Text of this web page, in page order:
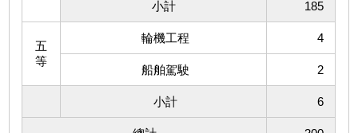
小計 185
五
等
輪機工程 4
船舶駕駛 2
小計 6